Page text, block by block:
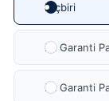
Hiçbiri
Ek Garanti
Ek Garanti